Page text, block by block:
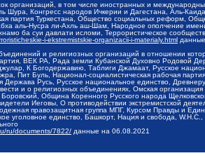
организаций, в том числе иностранных и
Конгресс народов Ичкерии и Дагестана, Аль-
партия Туркестана, Общество социальных реформ,
аль-Нусра ли-Ахль аш-Шам, Народное ополчение
ба суи давлати исломи, Террористическое
i-ekstremistskie-organizacii-i-materialy.html
и религиозных организаций в отношении
ВЕК РА, Рада земли Кубанской Духовно Родовой
К Богодержавию, Таблиги Джамаат, Русское
Пит Буль, Национал-социалистическая рабочая
Держава Русь, Русское национальное единство,
и о религиозных объединениях, Омская
Община Коренного Русского народа
Иеговы, О противодействии экстремистской
правозащитная группа МПГ, Курсом Правды и
уголовное единство, Башкорт, Нация и свобода,
ru/documents/7822/ данные на 06.08.2021